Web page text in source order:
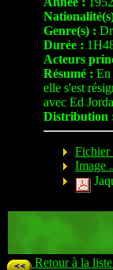
Genre(s) :
Durée :
Acteurs
Résumé : En
elle s'est
avec Ed
Distribution
Image
Retour à la